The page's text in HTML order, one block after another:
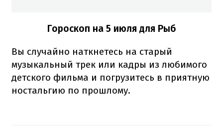
Гороскоп на 5 июля для Рыб
Вы случайно наткнетесь на старый
музыкальный трек или кадры из любимого
детского фильма и погрузитесь в приятную
ностальгию по прошлому.